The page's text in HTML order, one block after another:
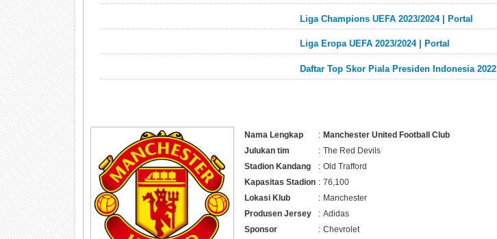
Liga Champions UEFA 2023/2024 | Portal
Liga Eropa UEFA 2023/2024 | Portal
Daftar Top Skor Piala Presiden Indonesia 2022
Nama Lengkap : Manchester United Football Club
Julukan tim
: The Red Devils
Stadion Kandang
: Old Trafford
Kapasitas Stadion : 76,100
Lokasi Klub
: Manchester
Produsen Jersey
: Adidas
Sponsor
: Chevrolet